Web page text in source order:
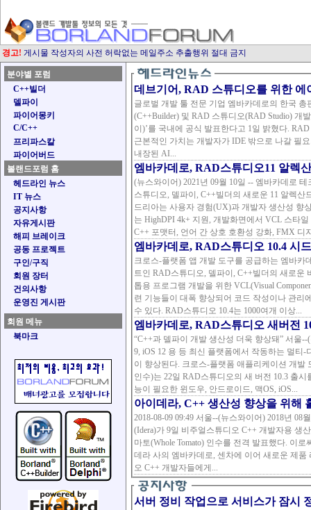
경고! 게시물 작성자의 사전 허락없는 메일주소 추출행위 절대 금지
분야별 포럼
C++빌더
델파이
파이어몽키
C/C++
프리파스칼
파이어버드
볼랜드포럼 홈
헤드라인 뉴스
IT 뉴스
공지사항
자유게시판
해피 브레이크
공동 프로젝트
구인/구직
회원 장터
건의사항
운영진 게시판
회원 메뉴
북마크
데브기어, RAD 스튜디오를 위한 에
글로벌 개발 툴 전문 기업 엠바카데로의 한국
(C++Builder) 및 RAD 스튜디오(RAD Studio) 개
이)’를 국내에 공식 발표한다고 1일 밝혔다. RAD 스튜디오 IDE에 내장된 AI 코딩 어시스턴트 Kai의 가장
근본적인 가치는 개발자가 IDE 밖으로 나갈 필
내장된 AI...
엠바카데로, RAD스튜디오11 알렉
(뉴스와이어) 2021년 09월 10일 -- 엠바카데로
스튜디오, 델파이, C++빌더의 새로운 11 알렉산드라 버전 공
드리아는 사용자 경험(UX)과 개발자 생산성 향상에
는 HighDPI 4k+ 지원, 개발화면에서 VCL 스타
C++ 포맷터, 언어 간 상호 호환성 강화, FMX 디
엠바카데로, RAD스튜디오 10.4 시
크로스-플랫폼 앱 개발 도구를 공급하는 엠바
트인 RAD스튜디오, 델파이, C++빌더의 새로운 버전 10.4 출시를
톱용 프로그램 개발을 위한 VCL(Visual
련 기능들이 대폭 향상되어 코드 작성이나 관리
수 있다. RAD스튜디오 10.4는 1000여개 이상...
엠바카데로, RAD스튜디오 새버전
“C++과 델파이 개발 생산성 더욱 향상돼” 서울--(뉴스와이어) 2018년 11월 22일 -- 윈도우 10, 안드로이드
9, iOS 12 용 등 최신 플랫폼에서 작동하는 멀티
이 향상된다. 크로스-플랫폼 애플리케이션 개발 도구 제공사인 엠바카데로 테크놀러지스(아이데라에서
인수)는 22일 RAD스튜디오의 새 버전 10.3 출
능이 필요한 윈도우, 안드로이드, 맥OS, iOS...
아이데라, C++ 생산성 향상을 위해
2018-08-09 09:49 서울--(뉴스와이어) 2018년 08월 09일 -- 세계적인 B2B 소프트웨어 기업인 아이데라
(Idera)가 9일 비주얼스튜디오 C++ 개발자용 생
마토(Whole Tomato) 인수를 전격 발표했다. 이
데라 사의 엠바카데로, 센차에 이어 새로운 제품 라인으로 추가되었다.
오 C++ 개발자들에게...
서버 정비 작업으로 서비스가 잠시